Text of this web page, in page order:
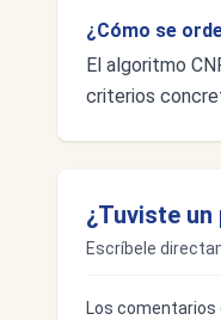
¿Cómo se
El algoritmo
criterios
¿Tuviste
Escríbele
Los